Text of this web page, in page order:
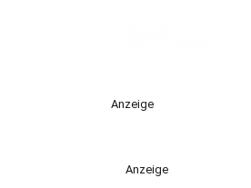
Anzeige
Anzeige